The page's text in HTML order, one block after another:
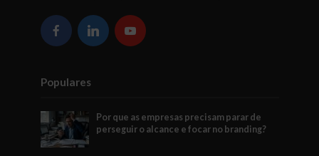
Populares
Por que as empresas precisam parar de
perseguir o alcance e focar no branding?